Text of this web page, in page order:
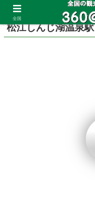
ホーム 島根県 松江
松江しんじ湖温泉駅
全国